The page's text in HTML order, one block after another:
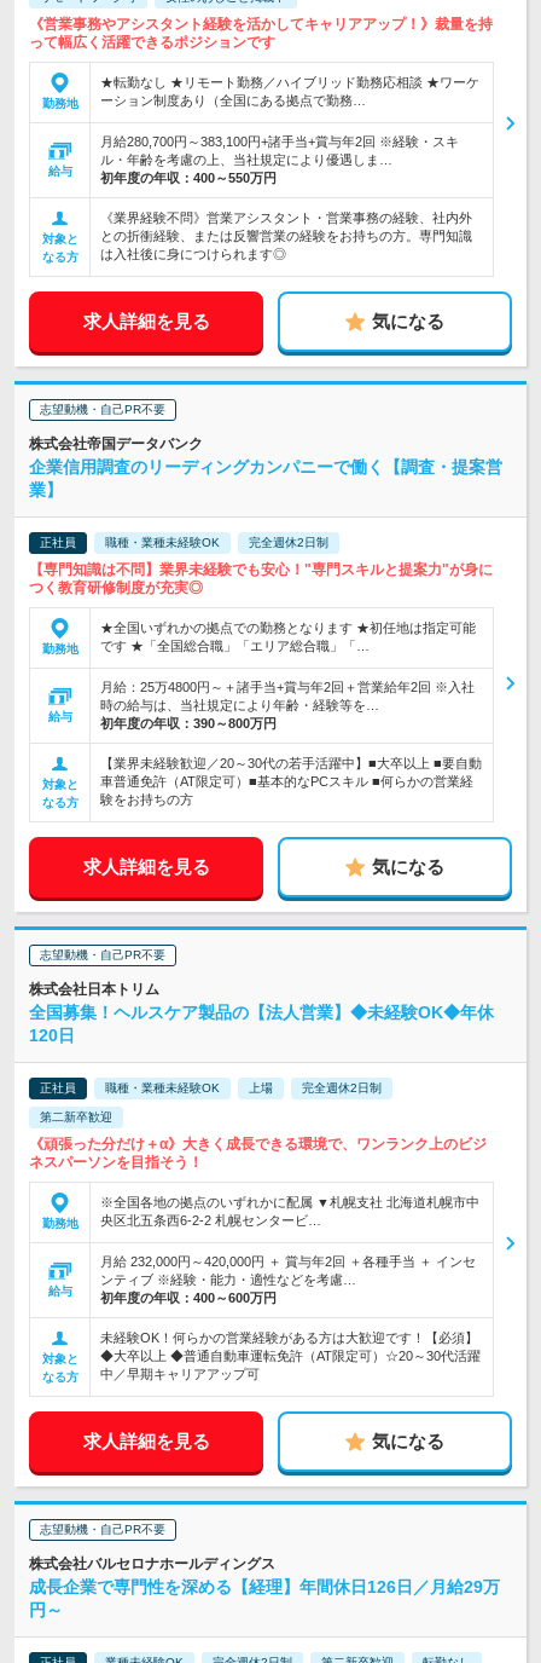
《営業事務やアシスタント経験を活かしてキャリアアップ！》裁量を持
って幅広く活躍できるポジションです
勤務地
★転勤なし ★リモート勤務／ハイブリッド勤務応相談 ★ワーケ
ーション制度あり（全国にある拠点で勤務…
給与
月給280,700円～383,100円+諸手当+賞与年2回 ※経験・スキ
ル・年齢を考慮の上、当社規定により優遇しま…
初年度の年収： 400～550万円
対象と
なる方
《業界経験不問》営業アシスタント・営業事務の経験、社内外
との折衝経験、または反響営業の経験をお持ちの方。専門知識
は入社後に身につけられます◎
求人詳細を見る 気になる
志望動機・自己PR不要
株式会社帝国データバンク
企業信用調査のリーディングカンパニーで働く【調査・提案営
業】
正社員 職種・業種未経験OK 完全週休2日制
【専門知識は不問】業界未経験でも安心！"専門スキルと提案力"が身に
つく教育研修制度が充実◎
勤務地
★全国いずれかの拠点での勤務となります ★初任地は指定可能
です ★「全国総合職」「エリア総合職」「…
給与
月給：25万4800円～＋諸手当+賞与年2回＋営業給年2回 ※入社
時の給与は、当社規定により年齢・経験等を…
初年度の年収： 390～800万円
対象と
なる方
【業界未経験歓迎／20～30代の若手活躍中】■大卒以上 ■要自動
車普通免許（AT限定可）■基本的なPCスキル ■何らかの営業経
験をお持ちの方
求人詳細を見る 気になる
志望動機・自己PR不要
株式会社日本トリム
全国募集！ヘルスケア製品の【法人営業】◆未経験OK◆年休
120日
正社員 職種・業種未経験OK 上場 完全週休2日制
第二新卒歓迎
《頑張った分だけ＋α》大きく成長できる環境で、ワンランク上のビジ
ネスパーソンを目指そう！
勤務地
※全国各地の拠点のいずれかに配属 ▼札幌支社 北海道札幌市中
央区北五条西6-2-2 札幌センタービ…
給与
月給 232,000円～420,000円 ＋ 賞与年2回 ＋各種手当 ＋ インセ
ンティブ ※経験・能力・適性などを考慮…
初年度の年収： 400～600万円
対象と
なる方
未経験OK！何らかの営業経験がある方は大歓迎です！【必須】
◆大卒以上 ◆普通自動車運転免許（AT限定可）☆20～30代活躍
中／早期キャリアアップ可
求人詳細を見る 気になる
志望動機・自己PR不要
株式会社バルセロナホールディングス
成長企業で専門性を深める【経理】年間休日126日／月給29万
円～